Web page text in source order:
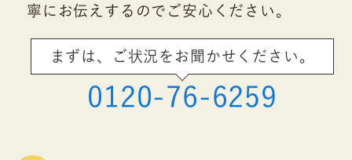
寧にお伝えするのでご安心ください。
まずは、ご状況をお聞かせください。
0120-76-6259